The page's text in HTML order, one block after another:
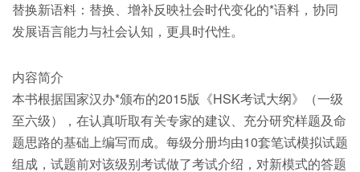
替换新语料：替换、增补反映社会时代变化的*语料，协同
发展语言能力与社会认知，更具时代性。
内容简介
本书根据国家汉办*颁布的2015版《HSK考试大纲》（一级
至六级），在认真听取有关专家的建议、充分研究样题及命
题思路的基础上编写而成。每级分册均由10套笔试模拟试题
组成，试题前对该级别考试做了考试介绍，对新模式的答题